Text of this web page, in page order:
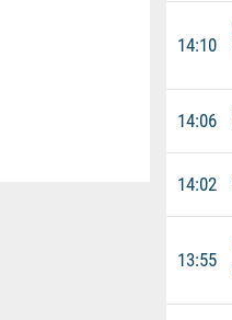
14:10
14:06
14:02
13:55